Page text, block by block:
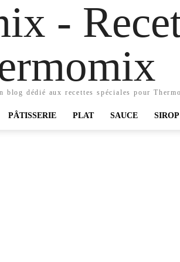
-
blog dédié aux recettes spéciales pour
PÂTISSERIE PLAT SAUCE SIROP